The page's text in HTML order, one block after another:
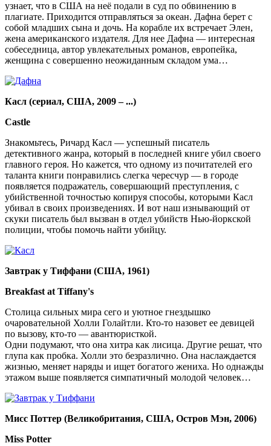
узнает, что в США на неё подали в суд по обвинению в
плагиате. Приходится отправляться за океан. Дафна берет с
собой младших сына и дочь. На корабле их встречает Элен,
жена американского издателя. Для нее Дафна — интересная
собеседница, автор увлекательных романов, европейка,
женщина с совершенно неожиданным складом ума…
Касл (сериал, США, 2009 – ...)
Castle
Знакомьтесь, Ричард Касл — успешный писатель
детективного жанра, который в последней книге убил своего
главного героя. Но кажется, что одному из почитателей его
таланта книги понравились слегка чересчур — в городе
появляется подражатель, совершающий преступления, с
убийственной точностью копируя способы, которыми Касл
убивал в своих произведениях. И вот наш изнывающий от
скуки писатель был вызван в отдел убийств Нью-йоркской
полиции, чтобы помочь найти убийцу.
Завтрак у Тиффани (США, 1961)
Breakfast at Tiffany's
Столица сильных мира сего и уютное гнездышко
очаровательной Холли Голайтли. Кто-то назовет ее девицей
по вызову, кто-то — авантюристкой.
Одни подумают, что она хитра как лисица. Другие решат, что
глупа как пробка. Холли это безразлично. Она наслаждается
жизнью, меняет наряды и ищет богатого жениха. Но однажды
этажом выше появляется симпатичный молодой человек…
Мисс Поттер (Великобритания, США, Остров Мэн, 2006)
Miss Potter